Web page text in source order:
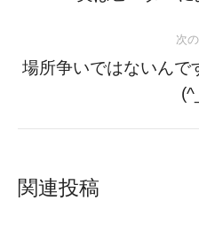
次
場所争いではないんで
関連投稿